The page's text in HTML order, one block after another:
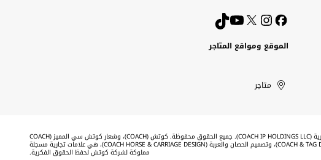
الموقع ومواقع المتاجر
United
Arab
Kuwait
الإمارات
العربية
الكويت
متاجر
©2026 شركة كوتش لحفظ الحقوق الفكرية (COACH IP HOLDINGS LLC). جميع الحقوق محفوظة. كوتش (COACH)، وشعار كوتش سي المميز (COACH
SIGNATURE C DESIGN)، وكوتش & تاج (COACH & TAG DESIGN)، وتصميم الحصان والعربة (COACH HORSE & CARRIAGE DESIGN)، هي علامات تجارية مسجلة
مملوكة لشركة كوتش لحفظ الحقوق الفكرية.